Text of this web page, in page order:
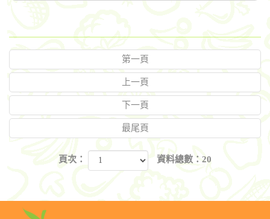
第一頁
上一頁
下一頁
最尾頁
頁次： 資料總數：20